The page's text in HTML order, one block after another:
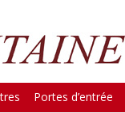
Portes d’entrée